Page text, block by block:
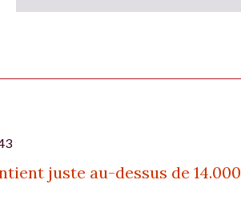
juste au-dessus de 14.000